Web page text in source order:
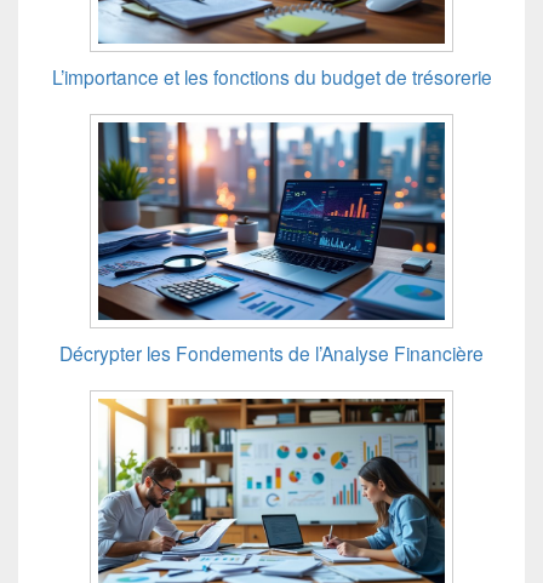
L’importance et les fonctions du budget de trésorerie
Décrypter les Fondements de l’Analyse Financière